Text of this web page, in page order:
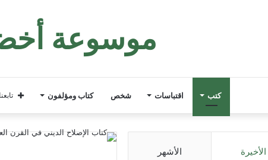
موسوعة
كتب اقتباسات شخص كتاب ومؤلفون تابعنا
الأخيرة الأشهر